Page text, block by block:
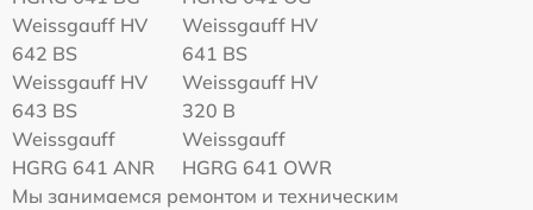
Weissgauff HV
642 BS
Weissgauff HV
641 BS
Weissgauff HV
643 BS
Weissgauff HV
320 B
Weissgauff
HGRG 641 ANR
Weissgauff
HGRG 641 OWR
Мы занимаемся ремонтом и техническим